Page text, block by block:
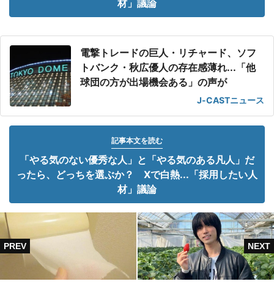
材」議論
電撃トレードの巨人・リチャード、ソフ
トバンク・秋広優人の存在感薄れ...「他
球団の方が出場機会ある」の声が
J-CASTニュース
記事本文を読む
「やる気のない優秀な人」と「やる気のある凡人」だ
ったら、どっちを選ぶか？ Xで白熱...「採用したい人
材」議論